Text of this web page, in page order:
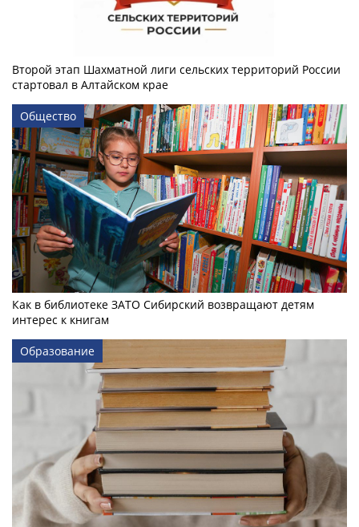
Второй этап Шахматной лиги сельских территорий России
стартовал в Алтайском крае
Общество
Как в библиотеке ЗАТО Сибирский возвращают детям
интерес к книгам
Образование